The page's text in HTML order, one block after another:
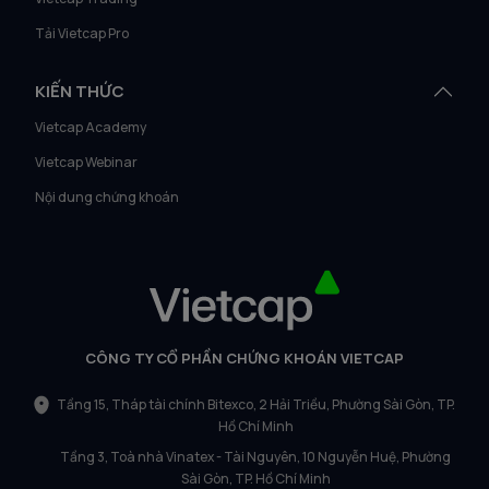
Tải Vietcap Pro
KIẾN THỨC
Vietcap Academy
Vietcap Webinar
Nội dung chứng khoán
CÔNG TY CỔ PHẦN CHỨNG KHOÁN VIETCAP
Tầng 15, Tháp tài chính Bitexco, 2 Hải Triều, Phường Sài Gòn, TP.
Hồ Chí Minh
Tầng 3, Toà nhà Vinatex - Tài Nguyên, 10 Nguyễn Huệ, Phường
Sài Gòn, TP. Hồ Chí Minh